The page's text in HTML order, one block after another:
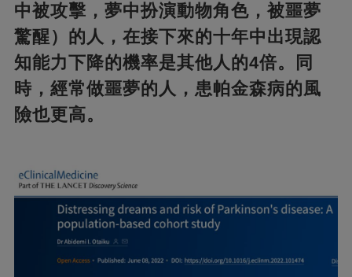
中被攻擊，夢中扮演動物角色，被噩夢
驚醒）的人，在接下來的十年中出現認
知能力下降的機率是其他人的4倍。
同
時，經常做噩夢的人，患帕金森病的風
險也更高。